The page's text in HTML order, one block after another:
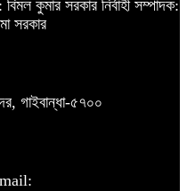
কুমার সরকার নির্বাহী সম্পাদক:
সরকার
গাইবান্ধা-৫৭০০